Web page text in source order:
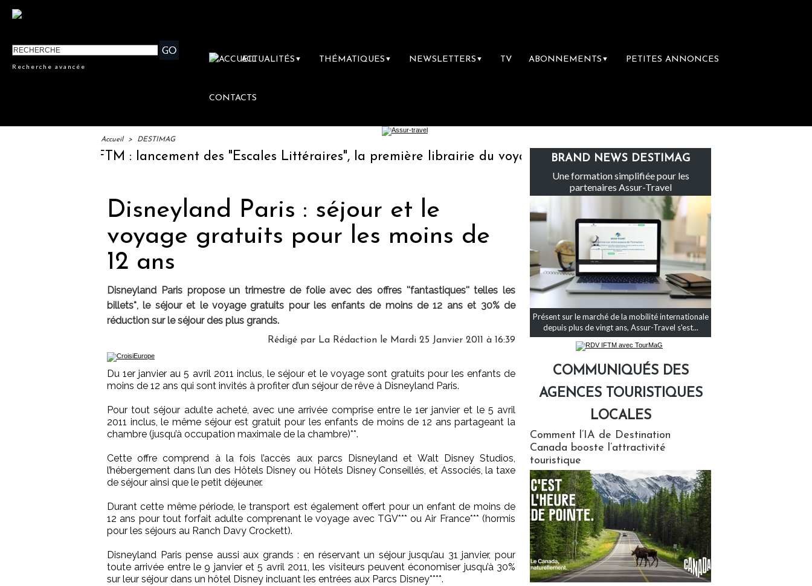
Recherche avancée
ACTUALITÉS ▼ THÉMATIQUES ▼ NEWSLETTERS ▼ TV ABONNEMENTS ▼ PETITES ANNONCES
CONTACTS
Accueil > DESTIMAG
IFTM : lancement des "Escales Littéraires", la première librairie du voyage Le groupe Sainte-Claire rachète Eden Tour
Disneyland Paris : séjour et le
voyage gratuits pour les moins de
12 ans
Disneyland Paris propose un trimestre de folie avec des offres ''fantastiques'' telles les
billets*, le séjour et le voyage gratuits pour les enfants de moins de 12 ans et 30% de
réduction sur le séjour des plus grands.
Rédigé par La Rédaction le Mardi 25 Janvier 2011 à 16:39
Du 1er janvier au 5 avril 2011 inclus, le séjour et le voyage sont gratuits pour les enfants de
moins de 12 ans qui sont invités à profiter d’un séjour de rêve à Disneyland Paris.
Pour tout séjour adulte acheté, avec une arrivée comprise entre le 1er janvier et le 5 avril
2011 inclus, le même séjour est gratuit pour les enfants de moins de 12 ans partageant la
chambre (jusqu’à occupation maximale de la chambre)**.
Cette offre comprend à la fois l’accès aux parcs Disneyland et Walt Disney Studios,
l’hébergement dans l’un des Hôtels Disney ou Hôtels Disney Conseillés, et Associés, la taxe
de séjour ainsi que le petit déjeuner.
Durant cette même période, le transport est également offert pour un enfant de moins de
12 ans pour tout forfait adulte comprenant le voyage avec TGV*** ou Air France*** (hormis
pour les séjours au Ranch Davy Crockett).
Disneyland Paris pense aussi aux grands : en réservant un séjour jusqu’au 31 janvier, pour
toute arrivée entre le 9 janvier et 5 avril 2011, les visiteurs peuvent économiser jusqu’à 30%
sur leur séjour dans un hôtel Disney incluant les entrées aux Parcs Disney****.
BRAND NEWS DESTIMAG
Une formation simplifiée pour les
partenaires Assur-Travel
Présent sur le marché de la mobilité internationale
depuis plus de vingt ans, Assur-Travel s'est...
COMMUNIQUÉS DES
AGENCES TOURISTIQUES
LOCALES
Comment l’IA de Destination
Canada booste l’attractivité
touristique